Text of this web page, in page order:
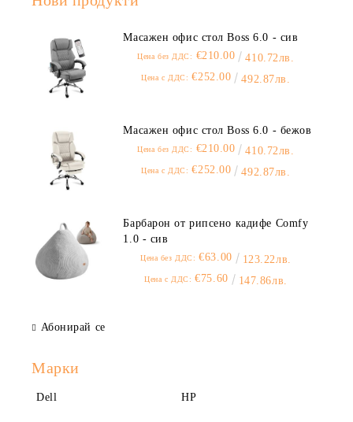
Масажен офис стол Boss 6.0 - сив
Цена без ДДС: €210.00 410.72лв.
Цена с ДДС: €252.00 492.87лв.
Масажен офис стол Boss 6.0 - бежов
Цена без ДДС: €210.00 410.72лв.
Цена с ДДС: €252.00 492.87лв.
Барбарон от рипсено кадифе Comfy
1.0 - сив
Цена без ДДС: €63.00 123.22лв.
Цена с ДДС: €75.60 147.86лв.
Абонирай се
Марки
Dell HP